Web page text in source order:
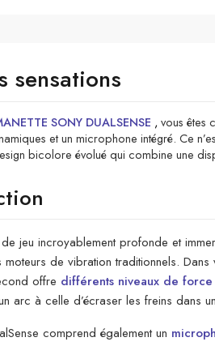
sensations
SONY DUALSENSE , vous êtes
et un microphone intégré. Ce
bicolore évolué qui combine une
jeu incroyablement profonde et
de vibration traditionnels. Dans
offre différents niveaux de
arc à celle d’écraser les freins dans
comprend également un